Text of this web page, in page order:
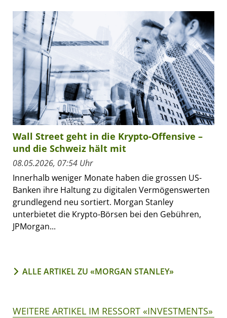
Wall Street geht in die Krypto-Offensive –
und die Schweiz hält mit
08.05.2026, 07:54 Uhr
Innerhalb weniger Monate haben die grossen US-
Banken ihre Haltung zu digitalen Vermögenswerten
grundlegend neu sortiert. Morgan Stanley
unterbietet die Krypto-Börsen bei den Gebühren,
JPMorgan...
ALLE ARTIKEL ZU «MORGAN STANLEY»
WEITERE ARTIKEL IM RESSORT «INVESTMENTS»